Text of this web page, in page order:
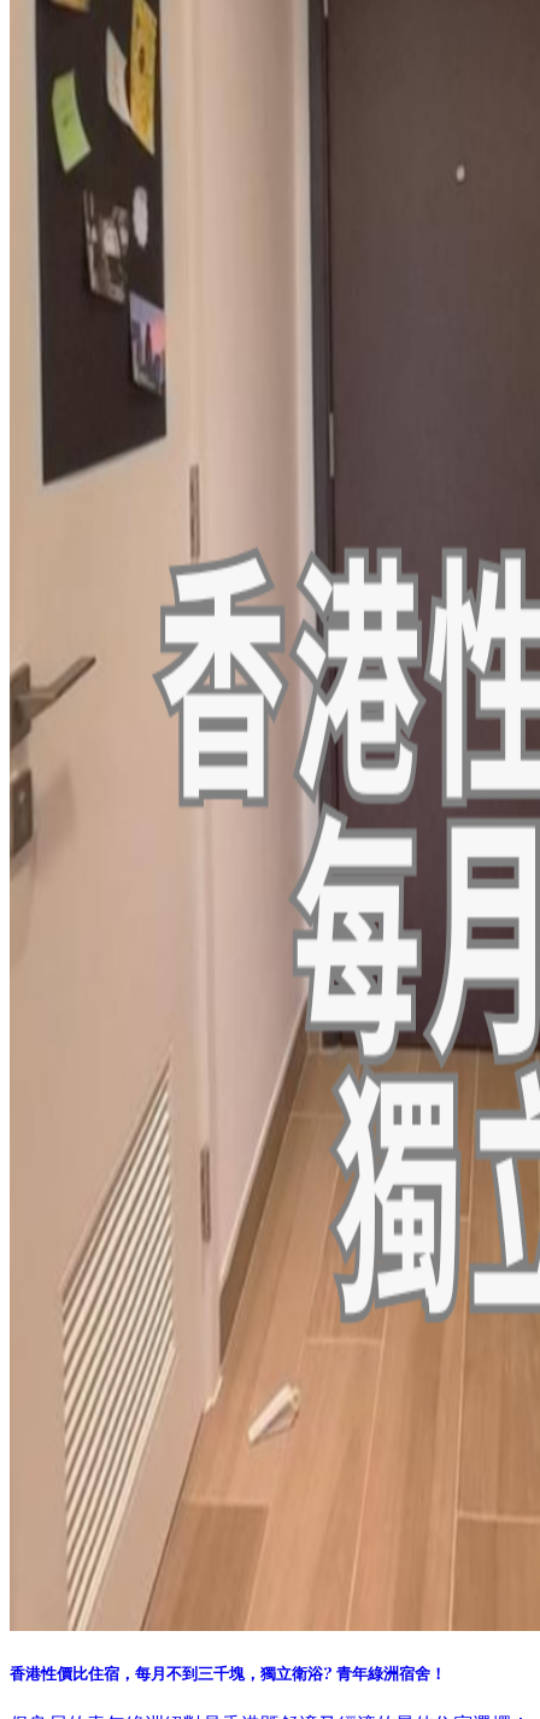
香港性價比住宿，每月不到三千塊，獨立衛浴? 青年綠洲宿舍！